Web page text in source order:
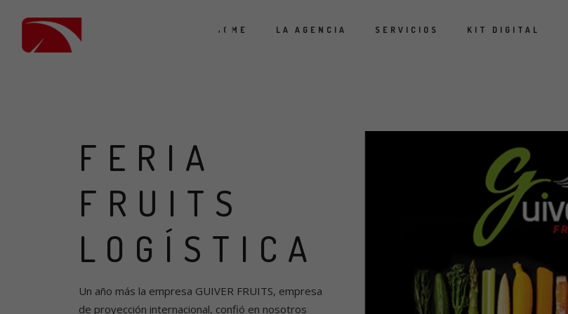
HOME LA AGENCIA SERVICIOS KIT DIGITAL
FERIA
FRUITS
LOGÍSTICA
Un año más la empresa GUIVER FRUITS, empresa
de proyección internacional, confió en nosotros